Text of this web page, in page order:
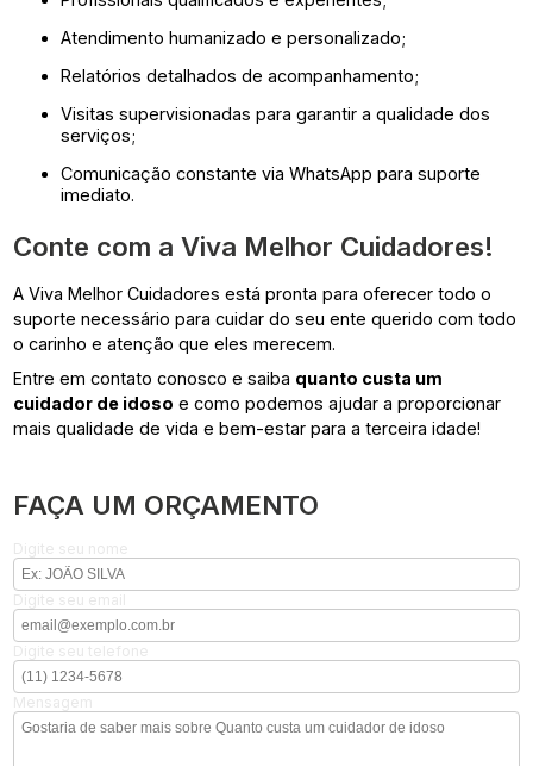
Atendimento humanizado e personalizado;
Relatórios detalhados de acompanhamento;
Visitas supervisionadas para garantir a qualidade dos
serviços;
Comunicação constante via WhatsApp para suporte
imediato.
Conte com a Viva Melhor Cuidadores!
A Viva Melhor Cuidadores está pronta para oferecer todo o
suporte necessário para cuidar do seu ente querido com todo
o carinho e atenção que eles merecem.
Entre em contato conosco e saiba quanto custa um
cuidador de idoso e como podemos ajudar a proporcionar
mais qualidade de vida e bem-estar para a terceira idade!
FAÇA UM ORÇAMENTO